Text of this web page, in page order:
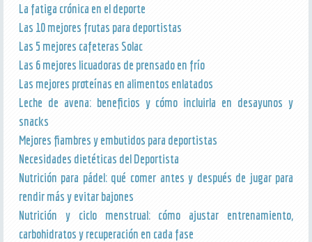
La fatiga crónica en el deporte
Las 10 mejores frutas para deportistas
Las 5 mejores cafeteras Solac
Las 6 mejores licuadoras de prensado en frío
Las mejores proteínas en alimentos enlatados
Leche de avena: beneficios y cómo incluirla en desayunos y
snacks
Mejores fiambres y embutidos para deportistas
Necesidades dietéticas del Deportista
Nutrición para pádel: qué comer antes y después de jugar para
rendir más y evitar bajones
Nutrición y ciclo menstrual: cómo ajustar entrenamiento,
carbohidratos y recuperación en cada fase